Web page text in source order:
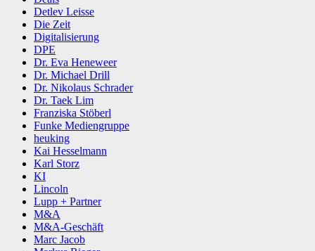
Detlev Leisse
Die Zeit
Digitalisierung
DPE
Dr. Eva Heneweer
Dr. Michael Drill
Dr. Nikolaus Schrader
Dr. Taek Lim
Franziska Stöberl
Funke Mediengruppe
heuking
Kai Hesselmann
Karl Storz
KI
Lincoln
Lupp + Partner
M&A
M&A-Geschäft
Marc Jacob